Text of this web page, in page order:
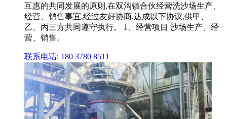
互惠的共同发展的原则,在双沟镇合伙经营洗沙场生产、
经营、销售事宜,经过友好协商,达成以下协议,供甲、
乙、丙三方共同遵守执行。 1、经营项目 沙场生产、经
营、销售。
联系电话: 180 3780 8511